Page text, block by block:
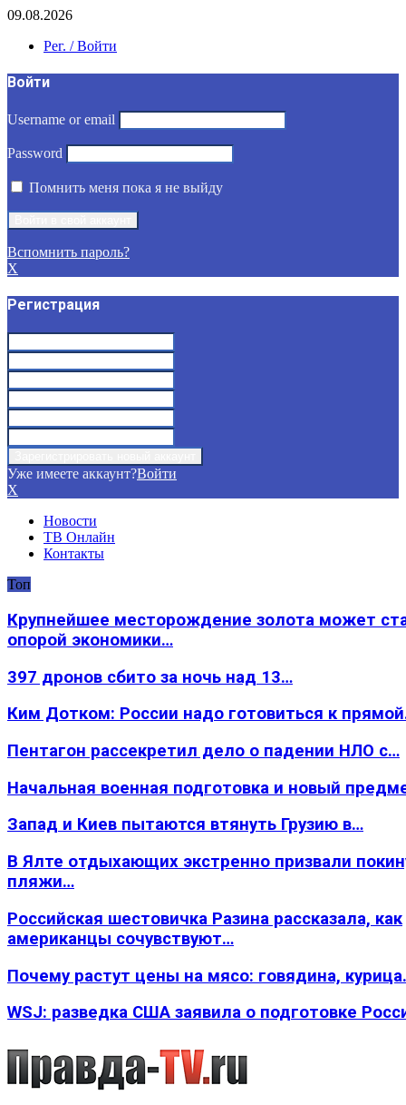
09.08.2026
Рег. / Войти
Войти
Username or email
Password
Помнить меня пока я не выйду
Вспомнить пароль?
X
Регистрация
Уже имеете аккаунт?Войти
X
Новости
ТВ Онлайн
Контакты
Топ
Крупнейшее месторождение золота может
опорой экономики…
397 дронов сбито за ночь над 13…
Ким Дотком: России надо готовиться к
Пентагон рассекретил дело о падении НЛО с…
Начальная военная подготовка и новый
Запад и Киев пытаются втянуть Грузию в…
В Ялте отдыхающих экстренно призвали
пляжи…
Российская шестовичка Разина рассказала, как
американцы сочувствуют…
Почему растут цены на мясо: говядина,
WSJ: разведка США заявила о подготовке